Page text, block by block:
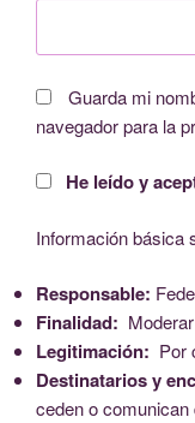
Guarda mi
navegador para la
He leído y
Información básica
Responsable:
Finalidad:
Legitimación: Por
Destinatarios y
ceden o